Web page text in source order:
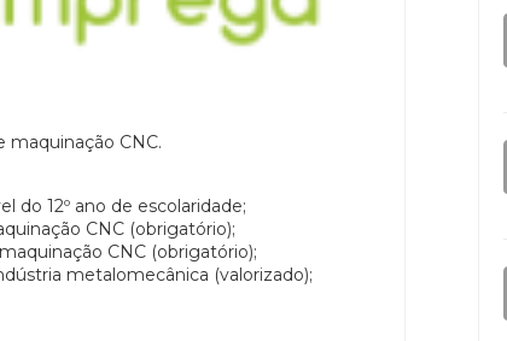
maquinação CNC.
do 12º ano de escolaridade;
CNC (obrigatório);
CNC (obrigatório);
metalomecânica (valorizado);